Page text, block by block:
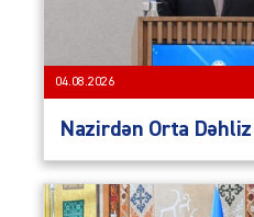
04.08.2026
Nazirdən Orta Dəhliz